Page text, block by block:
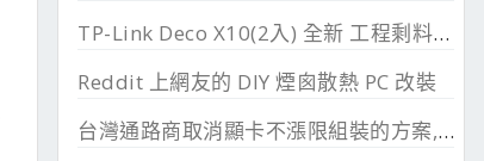
TP-Link Deco X10(2入) 全新 工程剩料 可店到店 免運費
Reddit 上網友的 DIY 煙囪散熱 PC 改裝
台灣通路商取消顯卡不漲限組裝的方案, 直漲 20~45%